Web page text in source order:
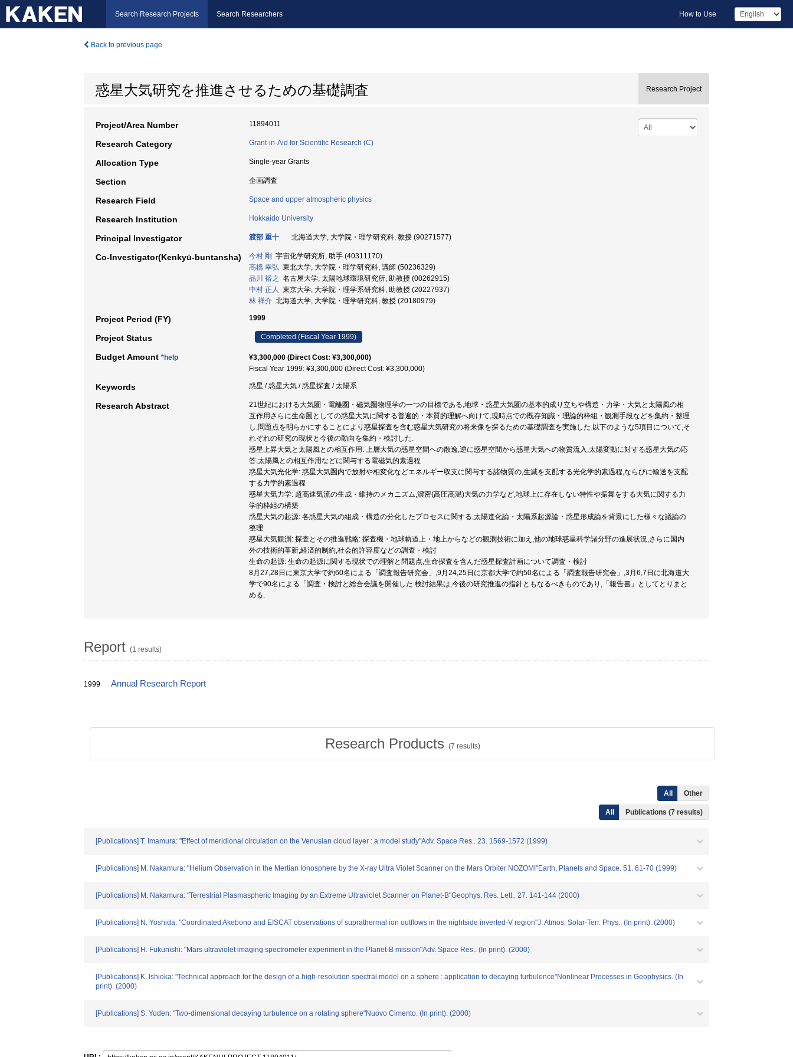
Search Research Projects Search Researchers How to Use
Back to previous page
惑星大気研究を推進させるための基礎調査 Research Project
Project/Area Number 11894011
Research Category Grant-in-Aid for Scientific Research (C)
Allocation Type Single-year Grants
Section 企画調査
Research Field Space and upper atmospheric physics
Research Institution Hokkaido University
Principal Investigator 渡部 重十 北海道大学, 大学院・理学研究科, 教授 (90271577)
Co-Investigator(Kenkyū-buntansha) 今村 剛 宇宙化学研究所, 助手 (40311170)
高橋 幸弘 東北大学, 大学院・理学研究科, 講師 (50236329)
品川 裕之 名古屋大学, 太陽地球環境研究所, 助教授 (00262915)
中村 正人 東京大学, 大学院・理学系研究科, 助教授 (20227937)
林 祥介 北海道大学, 大学院・理学研究科, 教授 (20180979)
Project Period (FY) 1999
Project Status Completed (Fiscal Year 1999)
Budget Amount *help
¥3,300,000 (Direct Cost: ¥3,300,000)
Fiscal Year 1999: ¥3,300,000 (Direct Cost: ¥3,300,000)
Keywords 惑星 / 惑星大気 / 惑星探査 / 太陽系
Research Abstract
21世紀における大気圏・電離圏・磁気圏物理学の一つの目標である,地球・惑星大気圏の基本的成り立ちや構造・力学・大気と太陽風の相
互作用さらに生命圏としての惑星大気に関する普遍的・本質的理解へ向けて,現時点での既存知識・理論的枠組・観測手段などを集約・整理
し,問題点を明らかにすることにより惑星探査を含む惑星大気研究の将来像を探るための基礎調査を実施した.以下のような5項目について,そ
れぞれの研究の現状と今後の動向を集約・検討した.
惑星上昇大気と太陽風との相互作用: 上層大気の惑星空間への散逸,逆に惑星空間から惑星大気への物質流入,太陽変動に対する惑星大気の応
答,太陽風との相互作用などに関与する電磁気的素過程
惑星大気光化学: 惑星大気圏内で放射や相変化などエネルギー収支に関与する諸物質の,生滅を支配する光化学的素過程,ならびに輸送を支配
する力学的素過程
惑星大気力学: 超高速気流の生成・維持のメカニズム,濃密(高圧高温)大気の力学など,地球上に存在しない特性や振舞をする大気に関する力
学的枠組の構築
惑星大気の起源: 各惑星大気の組成・構造の分化したプロセスに関する,太陽進化論・太陽系起源論・惑星形成論を背景にした様々な議論の
整理
惑星大気観測: 探査とその推進戦略: 探査機・地球軌道上・地上からなどの観測技術に加え,他の地球惑星科学諸分野の進展状況,さらに国内
外の技術的革新,経済的制約,社会的許容度などの調査・検討
生命の起源: 生命の起源に関する現状での理解と問題点,生命探査を含んだ惑星探査計画について調査・検討
8月27,28日に東京大学で約60名による「調査報告研究会」,9月24,25日に京都大学で約50名による「調査報告研究会」,3月6,7日に北海道大
学で90名による「調査・検討と総合会議を開催した.検討結果は,今後の研究推進の指針ともなるべきものであり,「報告書」としてとりまと
める.
Report (1 results)
1999 Annual Research Report
Research Products (7 results)
All Other
All Publications (7 results)
[Publications] T. Imamura: "Effect of meridional circulation on the Venusian cloud layer : a model study"Adv. Space Res.. 23. 1569-1572 (1999)
[Publications] M. Nakamura: "Helium Observation in the Mertian Ionosphere by the X-ray Ultra Violet Scanner on the Mars Orbiter NOZOMI"Earth, Planets and Space. 51. 61-70 (1999)
[Publications] M. Nakamura: "Terrestrial Plasmaspheric Imaging by an Extreme Ultraviolet Scanner on Planet-B"Geophys. Res. Lett.. 27. 141-144 (2000)
[Publications] N. Yoshida: "Coordinated Akebono and EISCAT observations of suprathermal ion outflows in the nightside inverted-V region"J. Atmos, Solar-Terr. Phys.. (In print). (2000)
[Publications] H. Fukunishi: "Mars ultraviolet imaging spectrometer experiment in the Planet-B mission"Adv. Space Res.. (In print). (2000)
[Publications] K. Ishioka: "Technical approach for the design of a high-resolution spectral model on a sphere : application to decaying turbulence"Nonlinear Processes in Geophysics. (In
print). (2000)
[Publications] S. Yoden: "Two-dimensional decaying turbulence on a rotating sphere"Nuovo Cimento. (In print). (2000)